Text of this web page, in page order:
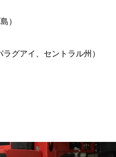
）
グアイ、セントラル州）